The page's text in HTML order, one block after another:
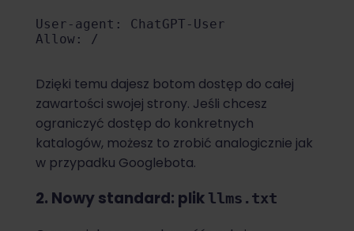
User-agent: ChatGPT-User
Allow: /
Dzięki temu dajesz botom dostęp do całej
zawartości swojej strony. Jeśli chcesz
ograniczyć dostęp do konkretnych
katalogów, możesz to zrobić analogicznie jak
w przypadku Googlebota.
2. Nowy standard: plik llms.txt